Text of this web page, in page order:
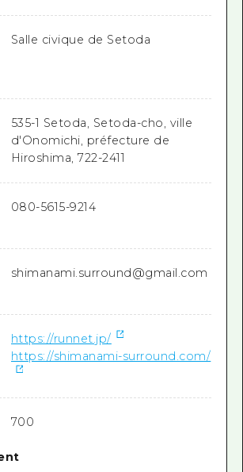
Salle civique de Setoda
535-1 Setoda, Setoda-cho, ville
d'Onomichi, préfecture de
Hiroshima, 722-2411
080-5615-9214
shimanami.surround@gmail.com
https://runnet.jp/
https://shimanami-surround.com/
700